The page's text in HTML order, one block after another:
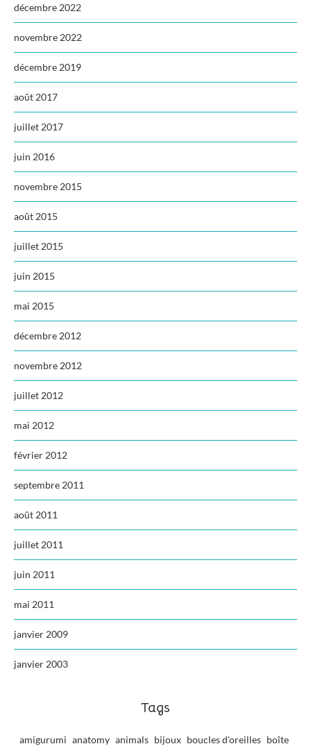
décembre 2022
novembre 2022
décembre 2019
août 2017
juillet 2017
juin 2016
novembre 2015
août 2015
juillet 2015
juin 2015
mai 2015
décembre 2012
novembre 2012
juillet 2012
mai 2012
février 2012
septembre 2011
août 2011
juillet 2011
juin 2011
mai 2011
janvier 2009
janvier 2003
Tags
amigurumi anatomy animals bijoux boucles d'oreilles boîte